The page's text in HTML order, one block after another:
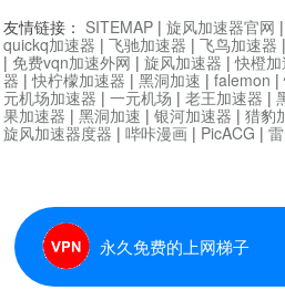
永久免费的上网梯子
友情链接： SITEMAP | 旋风加速器官网 |
quickq加速器 | 飞驰加速器 | 飞鸟加速器 |
| 免费vqn加速外网 | 旋风加速器 |快橙
器 |快柠檬加速器 | 黑洞加速 | falemon |
元机场加速器 | 一元机场 | 老王加速器 |
果加速器 | 黑洞加速 | 银河加速器 | 猎豹
旋风加速器度器 | 哔咔漫画 | PicACG |